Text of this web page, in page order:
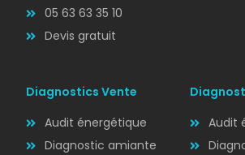
05 63 63 35 10
Devis gratuit
Diagnostics Vente
Audit énergétique
Diagnostic amiante
Audit